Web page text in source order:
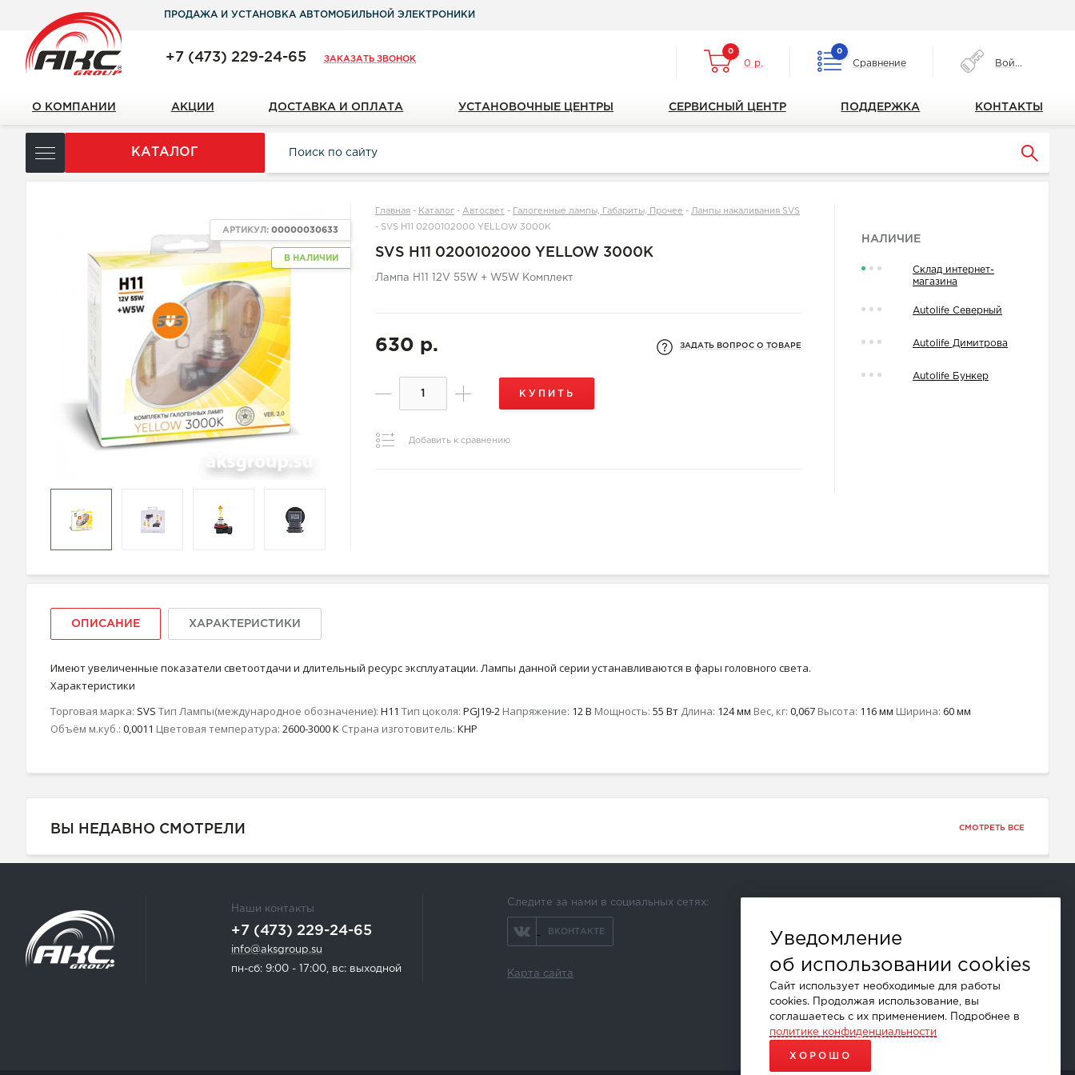
ПРОДАЖА И УСТАНОВКА АВТОМОБИЛЬНОЙ ЭЛЕКТРОНИКИ
+7 (473) 229-24-65 ЗАКАЗАТЬ ЗВОНОК
0
0 р.
0
Сравнение Войти
О КОМПАНИИ АКЦИИ ДОСТАВКА И ОПЛАТА УСТАНОВОЧНЫЕ ЦЕНТРЫ СЕРВИСНЫЙ ЦЕНТР ПОДДЕРЖКА КОНТАКТЫ
КАТАЛОГ
В НАЛИЧИИ
АРТИКУЛ:00000030633
Главная - Каталог -Автосвет - Галогенные лампы, Габариты, Прочее -Лампы накаливания SVS
- SVS H11 0200102000 YELLOW 3000K
SVS H11 0200102000 YELLOW 3000K
Лампа H11 12V 55W + W5W Комплект
630 р. ЗАДАТЬ ВОПРОС О ТОВАРЕ
КУПИТЬ
Добавить к сравнению
НАЛИЧИЕ
Склад интернет-
магазина
Autolife Северный
Autolife Димитрова
Autolife Бункер
ОПИСАНИЕ ХАРАКТЕРИСТИКИ
Имеют увеличенные показатели светоотдачи и длительный ресурс эксплуатации. Лампы данной серии устанавливаются в фары головного света.
Характеристики
Торговая марка: SVS Тип Лампы(международное обозначение): H11 Тип цоколя: PGJ19-2 Напряжение: 12 В Мощность: 55 Вт Длина: 124 мм Вес, кг: 0,067 Высота: 116 мм Ширина: 60 мм
Объём м.куб.: 0,0011 Цветовая температура: 2600-3000 К Страна изготовитель: КНР
ВЫ НЕДАВНО СМОТРЕЛИ СМОТРЕТЬ ВСЕ
Наши контакты
+7 (473) 229-24-65
info@aksgroup.su
пн-сб: 9:00 - 17:00, вс: выходной
Следите за нами в социальных сетях:
ВКОНТАКТЕ
Карта сайта
и другие
Уведомление
об использовании cookies
Сайт использует необходимые для работы
cookies. Продолжая использование, вы
соглашаетесь с их применением. Подробнее в
политике конфиденциальности
ХОРОШО